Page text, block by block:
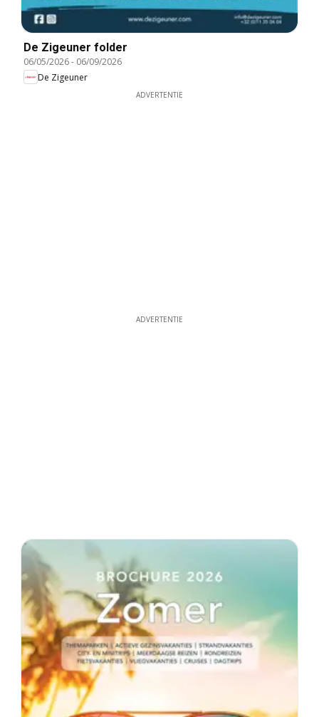
De Zigeuner folder
06/05/2026- 06/09/2026
De Zigeuner
ADVERTENTIE
ADVERTENTIE